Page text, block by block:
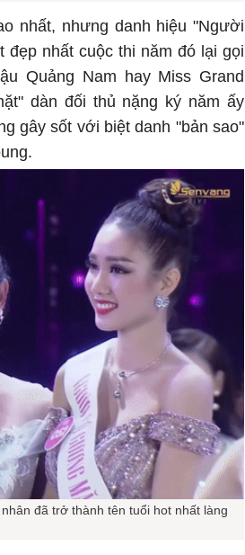
nhất, nhưng danh hiệu "Người
nhất cuộc thi năm đó lại gọi
Quảng Nam hay Miss Grand
dàn đối thủ nặng ký năm ấy
gây sốt với biệt danh "bản sao"
đã trở thành tên tuổi hot nhất làng